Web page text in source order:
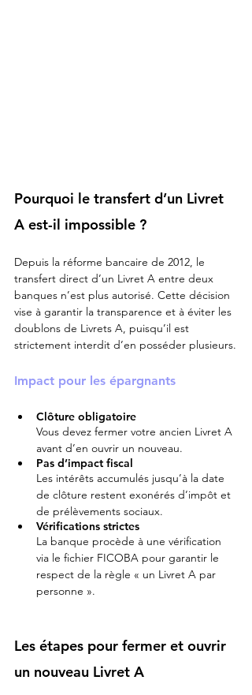
Pourquoi le transfert d’un Livret
A est-il impossible ?
Depuis la réforme bancaire de 2012, le
transfert direct d’un Livret A entre deux
banques n’est plus autorisé. Cette décision
vise à garantir la transparence et à éviter les
doublons de Livrets A, puisqu’il est
strictement interdit d’en posséder plusieurs.
Impact pour les épargnants
Clôture obligatoire
Vous devez fermer votre ancien Livret A
avant d’en ouvrir un nouveau.
Pas d’impact fiscal
Les intérêts accumulés jusqu’à la date
de clôture restent exonérés d’impôt et
de prélèvements sociaux.
Vérifications strictes
La banque procède à une vérification
via le fichier FICOBA pour garantir le
respect de la règle « un Livret A par
personne ».
Les étapes pour fermer et ouvrir
un nouveau Livret A